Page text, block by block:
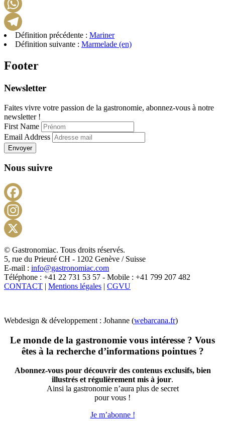
Telegram
Définition précédente : Mariner
Définition suivante : Marmelade (en)
Footer
Newsletter
Faites vivre votre passion de la gastronomie, abonnez-vous à notre
newsletter !
First Name
Email Address
Envoyer
Nous suivre
X
© Gastronomiac. Tous droits réservés.
5, rue du Prieuré CH - 1202 Genève / Suisse
E-mail : info@gastronomiac.com
Téléphone : +41 22 731 53 57 - Mobile : +41 799 207 482
CONTACT | Mentions légales | CGVU
Webdesign & développement : Johanne (webarcana.fr)
Le monde de la gastronomie vous intéresse ? Vous
êtes à la recherche d’informations pointues ?
Abonnez-vous pour découvrir des contenus exclusifs, bien
illustrés et régulièrement mis à jour.
Ainsi la gastronomie n’aura plus de secret
pour vous !
Je m’abonne !